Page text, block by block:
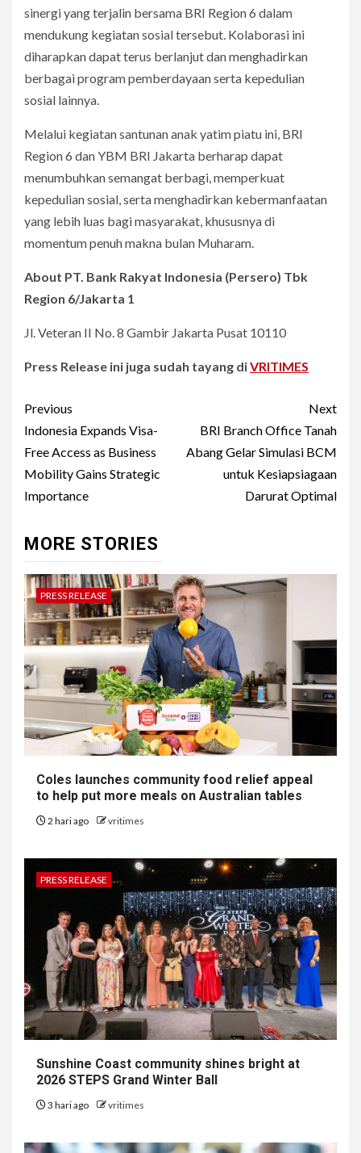
sinergi yang terjalin bersama BRI Region 6 dalam
mendukung kegiatan sosial tersebut. Kolaborasi ini
diharapkan dapat terus berlanjut dan menghadirkan
berbagai program pemberdayaan serta kepedulian
sosial lainnya.
Melalui kegiatan santunan anak yatim piatu ini, BRI
Region 6 dan YBM BRI Jakarta berharap dapat
menumbuhkan semangat berbagi, memperkuat
kepedulian sosial, serta menghadirkan kebermanfaatan
yang lebih luas bagi masyarakat, khususnya di
momentum penuh makna bulan Muharam.
About PT. Bank Rakyat Indonesia (Persero) Tbk
Region 6/Jakarta 1
Jl. Veteran II No. 8 Gambir Jakarta Pusat 10110
Press Release ini juga sudah tayang diVRITIMES
Post
navigation
Previous
Indonesia Expands Visa-
Free Access as Business
Mobility Gains Strategic
Importance
Next
BRI Branch Office Tanah
Abang Gelar Simulasi BCM
untuk Kesiapsiagaan
Darurat Optimal
MORE STORIES
PRESS RELEASE
Coles launches community food relief appeal
to help put more meals on Australian tables
2 hari ago vritimes
PRESS RELEASE
Sunshine Coast community shines bright at
2026 STEPS Grand Winter Ball
3 hari ago vritimes